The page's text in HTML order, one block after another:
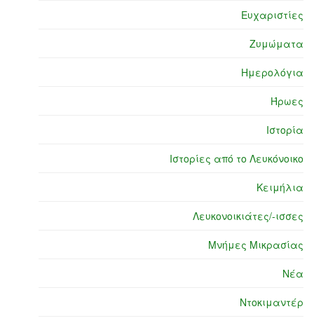
Ευχαριστίες
Ζυμώματα
Ημερολόγια
Ήρωες
Ιστορία
Ιστορίες από το Λευκόνοικο
Κειμήλια
Λευκονοικιάτες/-ισσες
Μνήμες Μικρασίας
Νέα
Ντοκιμαντέρ